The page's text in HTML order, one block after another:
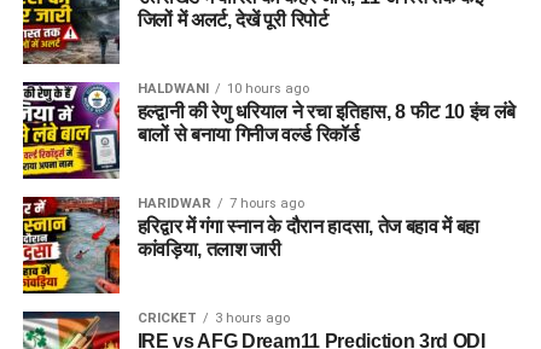
जिलों में अलर्ट, देखें पूरी रिपोर्ट
HALDWANI 10 hours ago
हल्द्वानी की रेणु धरियाल ने रचा इतिहास, 8 फीट 10 इंच लंबे
बालों से बनाया गिनीज वर्ल्ड रिकॉर्ड
HARIDWAR 7 hours ago
हरिद्वार में गंगा स्नान के दौरान हादसा, तेज बहाव में बहा
कांवड़िया, तलाश जारी
CRICKET 3 hours ago
IRE vs AFG Dream11 Prediction 3rd ODI